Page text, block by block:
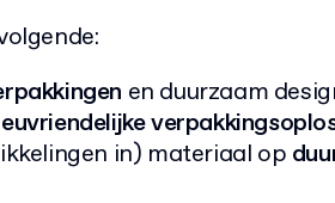
en duurzaam
in) materiaal op